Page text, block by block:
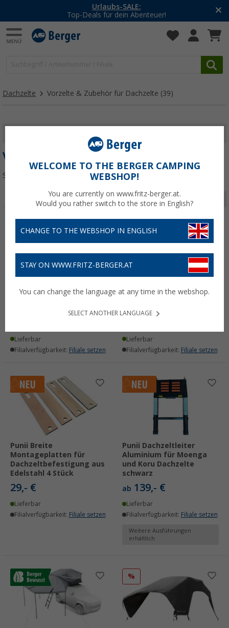
-20% auf Kleidung und Schuhe
Mit dem Aktionscode
Dachzelte Vorzelte & Zubehör für Dachzelte (39)
VORZELTE & ZUBEHÖR FÜR DACHZELTE
Sortieren:
Seite 1 von 2
%
Dometic RT Awning L
Lieferbar
Filialverfügbarkeit: Filiale setzen
%
Dometic RT Awning S
Lieferbar
Filialverfügbarkeit: Filiale setzen
Punii Breite
Montageplatten für
Dachzeltbefestigung aus
Edelstahl 4 Stück
29,- €
Lieferbar
Filialverfügbarkeit: Filiale setzen
Punii Dachzeltleiter
Aluminium für Moenga
und Koru Dachzelte
schwarz
ab 139,- €
Lieferbar
Filialverfügbarkeit: Filiale setzen
Weitere Ausführungen
erhältlich
%
WELCOME TO THE BERGER CAMPING
WEBSHOP!
You are currently on www.fritz-berger.at.
Would you rather switch to the store in English?
CHANGE TO THE WEBSHOP IN ENGLISH
STAY ON WWW.FRITZ-BERGER.AT
You can change the language at any time in the webshop.
SELECT ANOTHER LANGUAGE